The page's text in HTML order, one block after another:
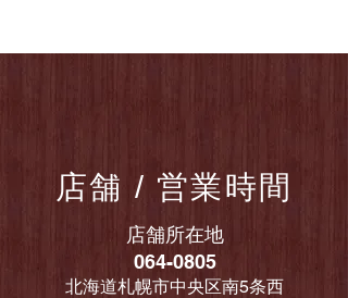
店舗 / 営業時間
店舗所在地
064-0805
北海道札幌市中央区南5条西